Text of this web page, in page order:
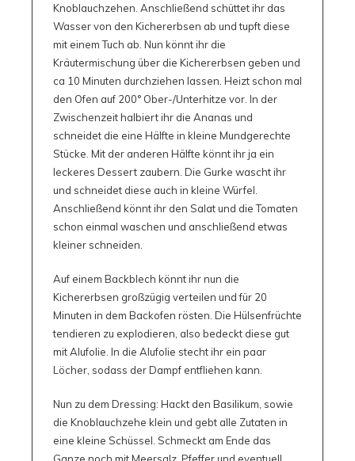
Knoblauchzehen. Anschließend schüttet ihr das
Wasser von den Kichererbsen ab und tupft diese
mit einem Tuch ab. Nun könnt ihr die
Kräutermischung über die Kichererbsen geben und
ca 10 Minuten durchziehen lassen. Heizt schon mal
den Ofen auf 200° Ober-/Unterhitze vor. In der
Zwischenzeit halbiert ihr die Ananas und
schneidet die eine Hälfte in kleine Mundgerechte
Stücke. Mit der anderen Hälfte könnt ihr ja ein
leckeres Dessert zaubern. Die Gurke wascht ihr
und schneidet diese auch in kleine Würfel.
Anschließend könnt ihr den Salat und die Tomaten
schon einmal waschen und anschließend etwas
kleiner schneiden.
Auf einem Backblech könnt ihr nun die
Kichererbsen großzügig verteilen und für 20
Minuten in dem Backofen rösten. Die Hülsenfrüchte
tendieren zu explodieren, also bedeckt diese gut
mit Alufolie. In die Alufolie stecht ihr ein paar
Löcher, sodass der Dampf entfliehen kann.
Nun zu dem Dressing: Hackt den Basilikum, sowie
die Knoblauchzehe klein und gebt alle Zutaten in
eine kleine Schüssel. Schmeckt am Ende das